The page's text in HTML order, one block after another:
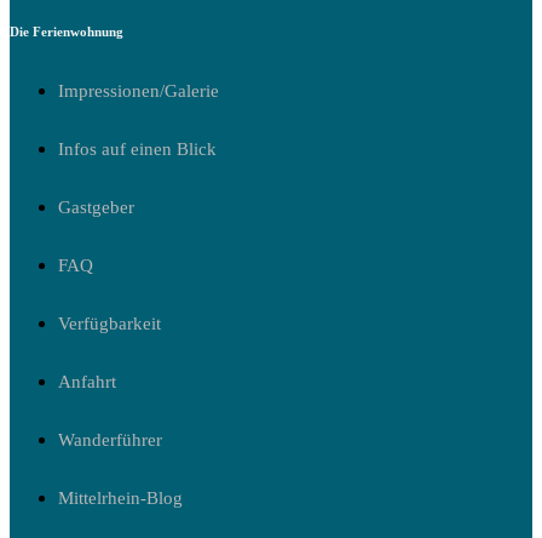
Die Ferienwohnung
Impressionen/Galerie
Infos auf einen Blick
Gastgeber
FAQ
Verfügbarkeit
Anfahrt
Wanderführer
Mittelrhein-Blog